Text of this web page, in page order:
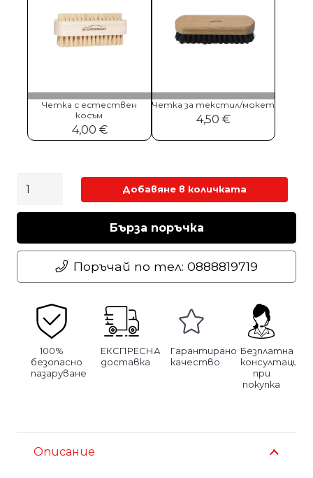
Четка с естествен
косъм
4,00 €
Четка за текстил/мокет
4,50 €
количество
500
Добавяне в количката
Бърза поръчка
Поръчай по тел: 0888819719
100%
безопасно
пазаруване
ЕКСПРЕСНА
доставка
Гарантирано
качество
Безплатна
консултация
при
покупка
Описание